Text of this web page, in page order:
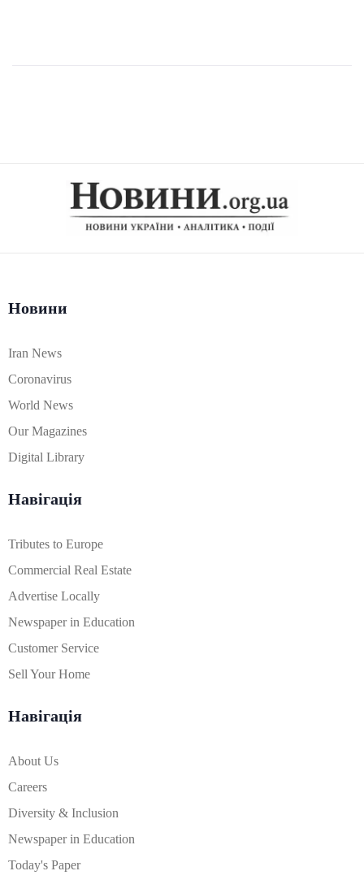
Новини
Iran News
Coronavirus
World News
Our Magazines
Digital Library
Навігація
Tributes to Europe
Commercial Real Estate
Advertise Locally
Newspaper in Education
Customer Service
Sell Your Home
Навігація
About Us
Careers
Diversity & Inclusion
Newspaper in Education
Today's Paper